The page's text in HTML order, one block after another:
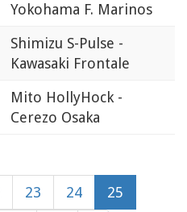
Yokohama F. Marinos
Shimizu S-Pulse -
Kawasaki Frontale
Mito HollyHock -
Cerezo Osaka
23 24 25